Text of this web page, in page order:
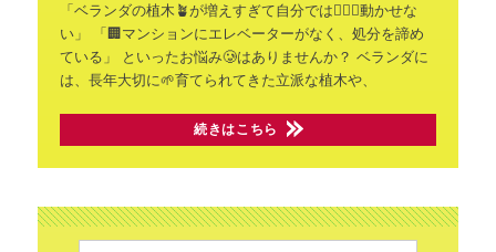
「ベランダの植木🪴が増えすぎて自分では🙅🏻‍♂️動かせな
い」
「🏢マンションにエレベーターがなく、処分を諦め
ている」
といったお悩み🥲はありませんか？ ベランダに
は、長年大切に🌱育てられてきた立派な植木や、
続きはこちら